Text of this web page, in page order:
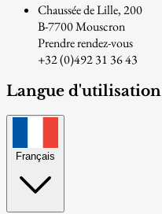
Chaussée de Lille, 200
B-7700 Mouscron
Prendre rendez-vous
+32 (0)492 31 36 43
Langue d'utilisation
Français